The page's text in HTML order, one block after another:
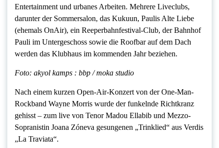
Entertainment und urbanes Arbeiten. Mehrere Liveclubs,
darunter der Sommersalon, das Kukuun, Paulis Alte Liebe
(ehemals OnAir), ein Reeperbahnfestival-Club, der Bahnhof
Pauli im Untergeschoss sowie die Roofbar auf dem Dach
werden das Klubhaus im kommenden Jahr beziehen.
Foto: akyol kamps : bbp / moka studio
Nach einem kurzen Open-Air-Konzert von der One-Man-
Rockband Wayne Morris wurde der funkelnde Richtkranz
gehisst – zum live von Tenor Madou Ellabib und Mezzo-
Sopranistin Joana Zóneva gesungenen „Trinklied“ aus Verdis
„La Traviata“.